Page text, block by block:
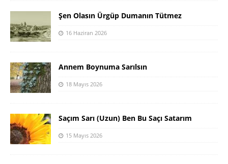
Şen Olasın Ürgüp Dumanın Tütmez
16 Haziran 2026
Annem Boynuma Sarılsın
18 Mayıs 2026
Saçım Sarı (Uzun) Ben Bu Saçı Satarım
15 Mayıs 2026